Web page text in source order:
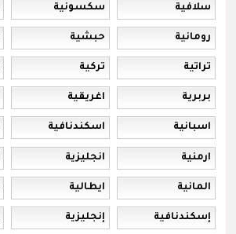
سلافية سكسونية
رومانية حبشية
تراتية تركية
بربرية اغريقية
اسبانية اسكندنافية
ارمنية انجليزية
المانية ايطالية
إسكندنافية إنجليزية